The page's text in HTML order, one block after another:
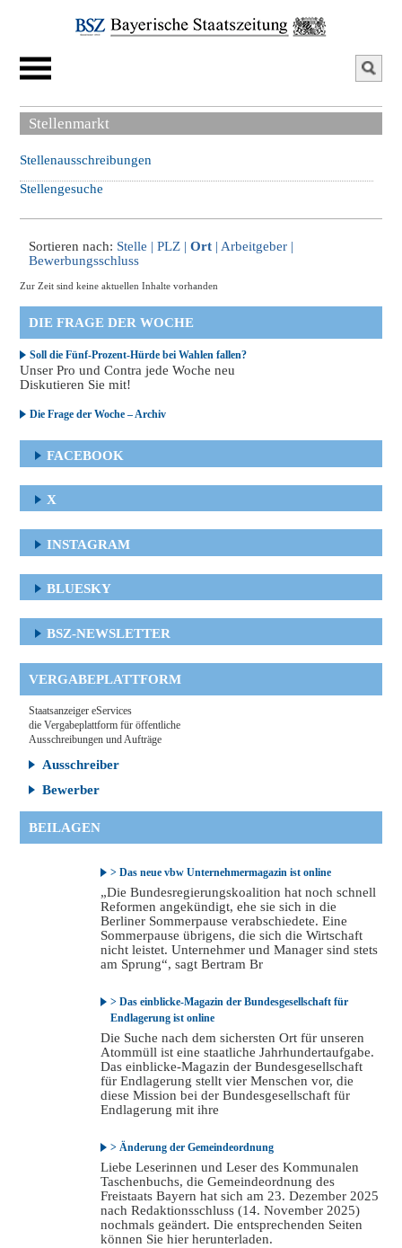
Stellenmarkt
Stellenausschreibungen
Stellengesuche
Sortieren nach: Stelle |PLZ |Ort | Arbeitgeber |
Bewerbungsschluss
Zur Zeit sind keine aktuellen Inhalte vorhanden
DIE FRAGE DER WOCHE
Soll die Fünf-Prozent-Hürde bei Wahlen fallen?
Unser Pro und Contra jede Woche neu
Diskutieren Sie mit!
Die Frage der Woche – Archiv
FACEBOOK
X
INSTAGRAM
BLUESKY
BSZ-NEWSLETTER
VERGABEPLATTFORM
Staatsanzeiger eServices
die Vergabeplattform für öffentliche
Ausschreibungen und Aufträge
Ausschreiber
Bewerber
BEILAGEN
> Das neue vbw Unternehmermagazin ist online
„Die Bundesregierungskoalition hat noch schnell
Reformen angekündigt, ehe sie sich in die
Berliner Sommerpause verabschiedete. Eine
Sommerpause übrigens, die sich die Wirtschaft
nicht leistet. Unternehmer und Manager sind stets
am Sprung“, sagt Bertram Br
> Das einblicke-Magazin der Bundesgesellschaft für
Endlagerung ist online
Die Suche nach dem sichersten Ort für unseren
Atommüll ist eine staatliche Jahrhundertaufgabe.
Das einblicke-Magazin der Bundesgesellschaft
für Endlagerung stellt vier Menschen vor, die
diese Mission bei der Bundesgesellschaft für
Endlagerung mit ihre
> Änderung der Gemeindeordnung
Liebe Leserinnen und Leser des Kommunalen
Taschenbuchs, die Gemeindeordnung des
Freistaats Bayern hat sich am 23. Dezember 2025
nach Redaktionsschluss (14. November 2025)
nochmals geändert. Die entsprechenden Seiten
können Sie hier herunterladen.